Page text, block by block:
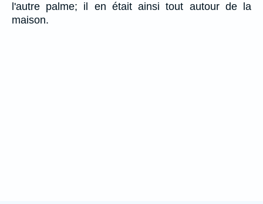
l'autre palme; il en était ainsi tout autour de la
maison.